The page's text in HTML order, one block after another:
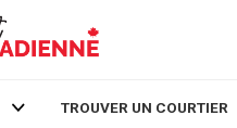
TROUVER UN COURTIER